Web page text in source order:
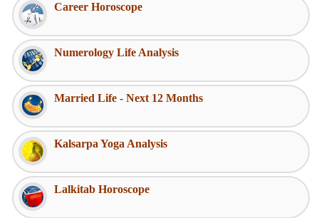
Career Horoscope
Numerology Life Analysis
Married Life - Next 12 Months
Kalsarpa Yoga Analysis
Lalkitab Horoscope